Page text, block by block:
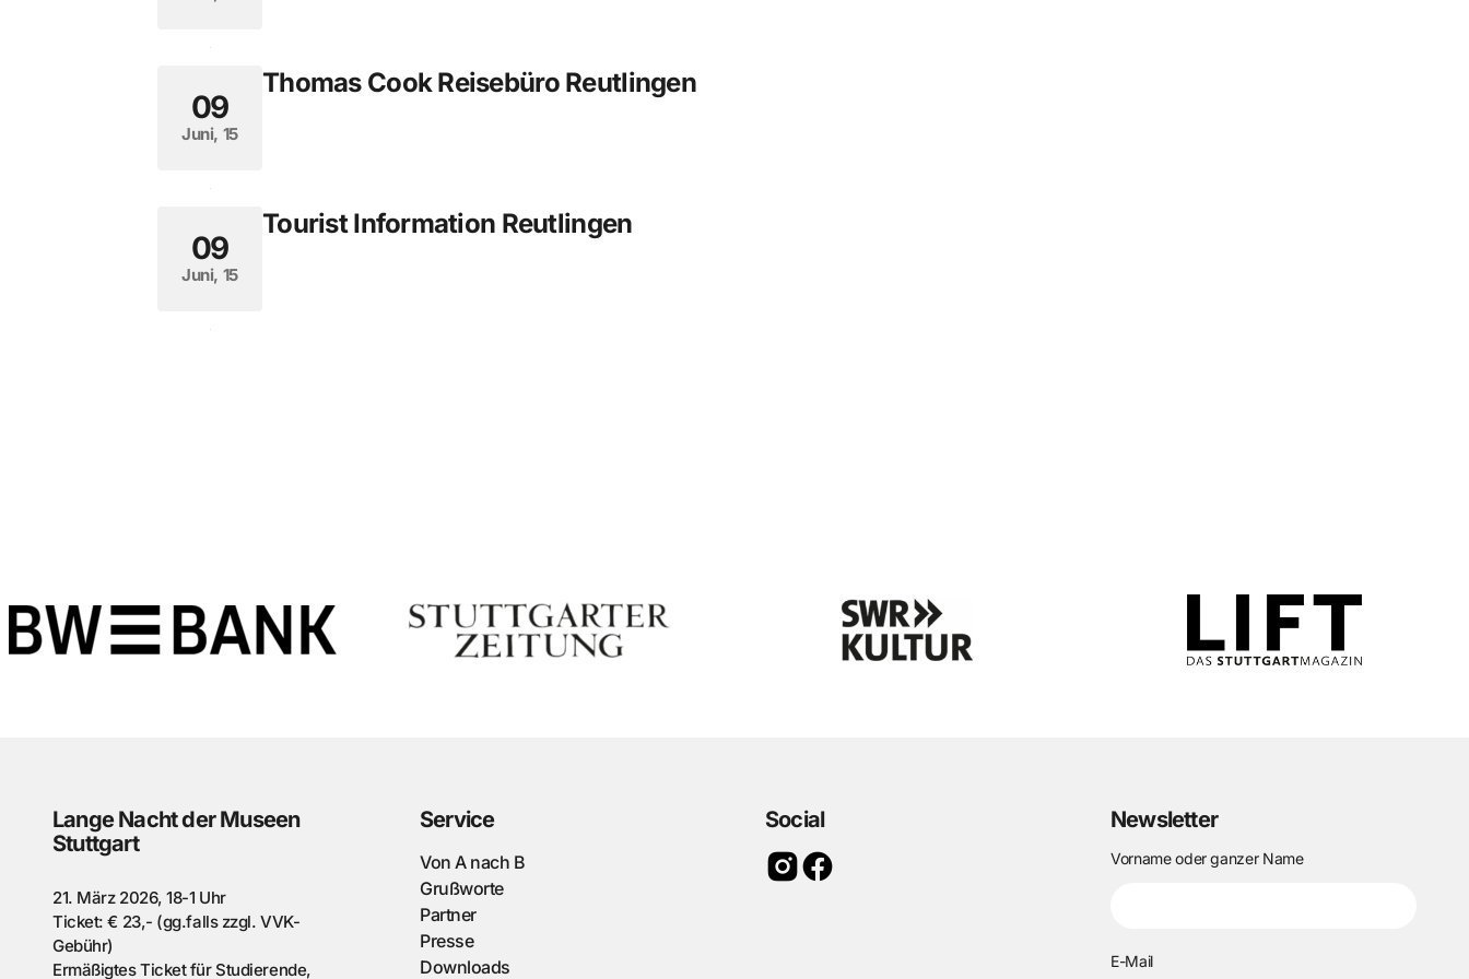
09
Juni, 15
Thomas Cook Reisebüro Reutlingen
09
Juni, 15
Tourist Information Reutlingen
Lange Nacht der Museen
Stuttgart
21. März 2026, 18-1 Uhr
Ticket: € 23,- (gg.falls zzgl. VVK-
Gebühr)
Ermäßigtes Ticket für Studierende,
Service
Von A nach B
Grußworte
Partner
Presse
Downloads
Social Newsletter
Vorname oder ganzer Name
E-Mail